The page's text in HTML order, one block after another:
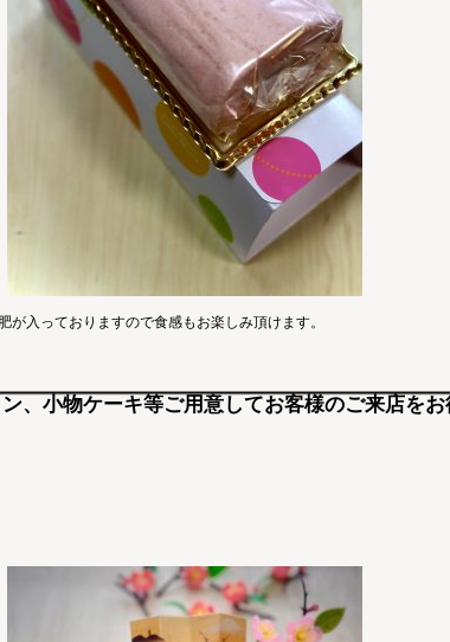
入っておりますので食感もお楽しみ頂けます。
、小物ケーキ等ご用意してお客様のご来店をお